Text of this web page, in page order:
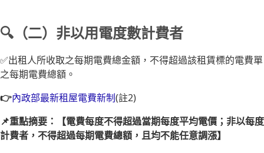
🔍（二）非以用電度數計費者
✅出租人所收取之每期電費總金額，不得超過該租賃標的電費單
之每期電費總額。
👉內政部最新租屋電費新制(註2)
📌重點摘要：【電費每度不得超過當期每度平均電價；非以每度
計費者，不得超過每期電費總額，且均不能任意調漲】